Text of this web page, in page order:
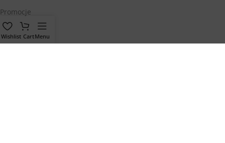
Promocje
Outlet
Wishlist CartMenu